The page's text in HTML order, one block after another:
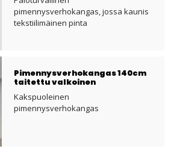
pimennysverhokangas, jossa kaunis
tekstiilimäinen pinta
Pimennysverhokangas 140cm
taitettu valkoinen
Kakspuoleinen
pimennysverhokangas